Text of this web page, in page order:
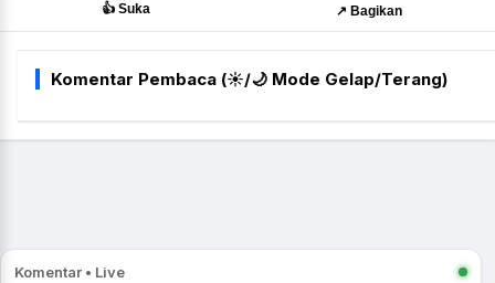
👍 Suka ↗️ Bagikan
Komentar Pembaca (☀️/🌙 Mode Gelap/Terang)
Komentar • Live